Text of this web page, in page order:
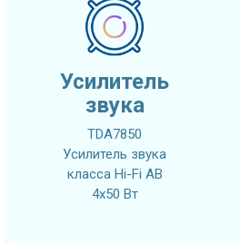
Усилитель
звука
TDA7850
Усилитель звука
класса Hi-Fi AB
4x50 Вт